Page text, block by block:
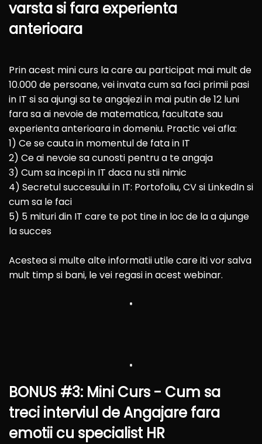
varsta si fara experienta
anterioara
Prin acest mini curs la care au participat mai mult de
10.000 de persoane, vei invata cum sa faci primii pasi
in IT si sa ajungi sa te angajezi in mai putin de 12 luni
fara sa ai nevoie de matematica, facultate sau
experienta anterioara in domeniu. Practic vei afla:
1) Ce se cauta in momentul de fata in IT
2) Ce ai nevoie sa cunosti pentru a te angaja
3) Cum sa incepi in IT daca nu stii nimic
4) Secretul succesului in IT: Portofoliu, CV si LinkedIn si
cum sa le faci
5) 5 mituri din IT care te pot tine in loc de la a ajunge
la succes
Acestea si multe alte informatii utile care iti vor salva
mult timp si bani, le vei regasi in acest webinar.
BONUS #3: Mini Curs - Cum sa
treci interviul de Angajare fara
emotii cu specialist HR